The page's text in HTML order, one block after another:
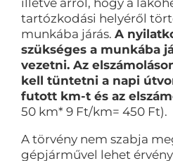
illetve arról, hogy a
tartózkodási helyéről
munkába járás. A
szükséges a munkába
vezetni. Az
kell tüntetni a napi
futott km-t és az
50 km* 9 Ft/km= 450 Ft).
A törvény nem szabja
gépjárművel lehet